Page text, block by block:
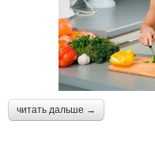
читать дальше →